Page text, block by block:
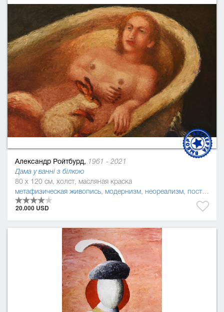
Александр Ройтбурд, 1961 - 2021
Дама у ванні з білкою
80 x 120 см, холст, масляная краска
метафизическая живопись, модернизм, неореализм, постмодернизм
20.000 USD